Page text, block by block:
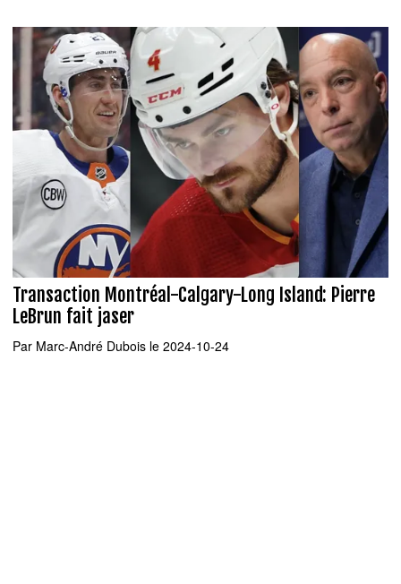
Transaction Montréal-Calgary-Long Island: Pierre
LeBrun fait jaser
Par Marc-André Dubois le 2024-10-24